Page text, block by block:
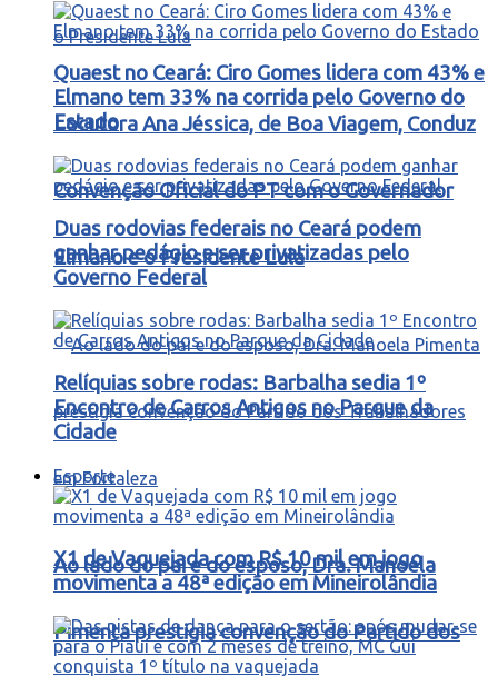
Locutora Ana Jéssica, de Boa Viagem, Conduz
Convenção Oficial do PT com o Governador
Elmano e o Presidente Lula
Ao lado do pai e do esposo, Dra. Manoela
Pimenta prestigia convenção do Partido dos
Quaest no Ceará: Ciro Gomes lidera com 43% e
Elmano tem 33% na corrida pelo Governo do
Estado
Duas rodovias federais no Ceará podem
ganhar pedágio e ser privatizadas pelo
Governo Federal
Relíquias sobre rodas: Barbalha sedia 1º
Encontro de Carros Antigos no Parque da
Cidade
Esporte
X1 de Vaquejada com R$ 10 mil em jogo
movimenta a 48ª edição em Mineirolândia